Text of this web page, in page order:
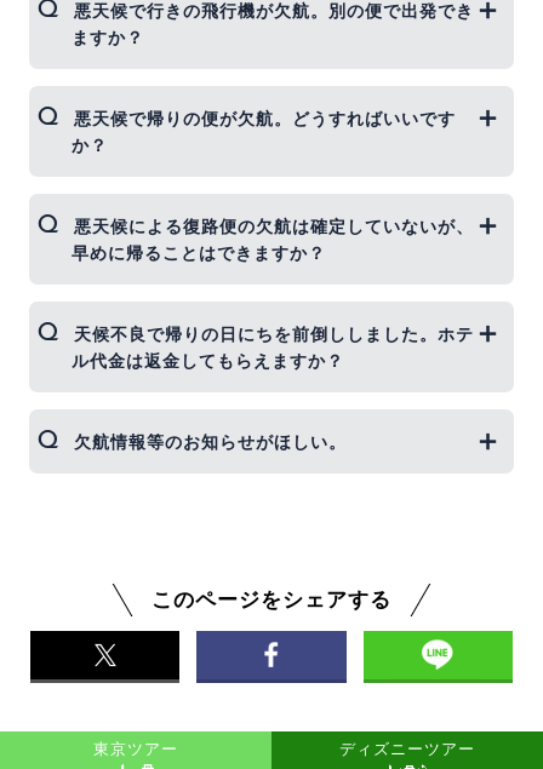
悪天候で行きの飛行機が欠航。別の便で出発でき
ますか？
の振替が可能な場合がございます。 振替について
は、弊社では空席照会・振替ができませんので、お
手元にeチケットお客様控をご用意の上、直接航空
詳しくはこちら >
悪天候で帰りの便が欠航。どうすればいいです
か？
場合、現地空港JALカウンター、JALコールセンタ
ー、JALホームページのいずれかより便の振替（変
更）のお手続きをお願いします。 振替については、
ます。
詳しくはこちら >
悪天候による復路便の欠航は確定していないが、
早めに帰ることはできますか？
だし、条件付き運航（今後明らかに運航に影響があ
ると航空会社が判断した場合）であれば、例外的に
対応がある場合がございます。 ご希望のお客様は、
式サイトより別便への振替（変更）のお手続きをお
願いします。
天候不良で帰りの日にちを前倒ししました。ホテ
ル代金は返金してもらえますか？
ます。多くのホテルでは、チェックアウト時間まで
に、退室されたかが基準となります。 日程を前倒し
については、ご帰宅後で構いませんので、弊社まで
ご連絡ください。
詳しくはこちら >
欠航情報等のお知らせがほしい。
予約確認画面からご登録いただけます。
JAL公式サイトはこちら >
このページをシェアする
東京ツアー ディズニーツアー